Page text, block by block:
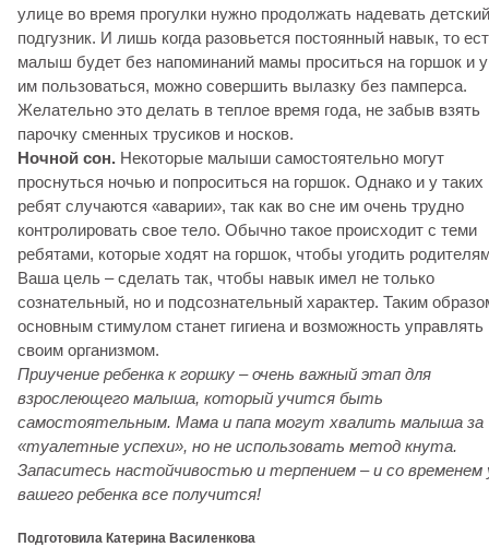
улице во время прогулки нужно продолжать надевать детский
подгузник. И лишь когда разовьется постоянный навык, то
малыш будет без напоминаний мамы проситься на горшок и
им пользоваться, можно совершить вылазку без памперса.
Желательно это делать в теплое время года, не забыв взять
парочку сменных трусиков и носков.
Ночной сон. Некоторые малыши самостоятельно могут
проснуться ночью и попроситься на горшок. Однако и у таких
ребят случаются «аварии», так как во сне им очень трудно
контролировать свое тело. Обычно такое происходит с теми
ребятами, которые ходят на горшок, чтобы угодить
Ваша цель – сделать так, чтобы навык имел не только
сознательный, но и подсознательный характер. Таким
основным стимулом станет гигиена и возможность управлять
своим организмом.
Приучение ребенка к горшку – очень важный этап для
взрослеющего малыша, который учится быть
самостоятельным. Мама и папа могут хвалить малыша за
«туалетные успехи», но не использовать метод кнута.
Запаситесь настойчивостью и терпением – и со временем
вашего ребенка все получится!
Подготовила Катерина Василенкова